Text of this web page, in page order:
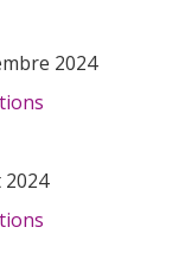
2024
2024